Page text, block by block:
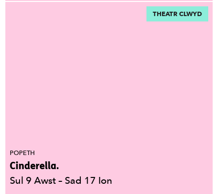
Cinderella.
POPETH
THEATR CLWYD
Sul 9 Awst – Sad 17 Ion